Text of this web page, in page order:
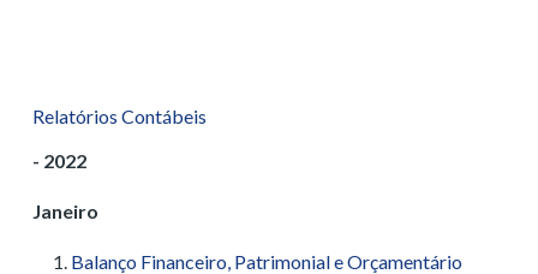
Relatórios Contábeis
- 2022
Janeiro
Balanço Financeiro, Patrimonial e Orçamentário